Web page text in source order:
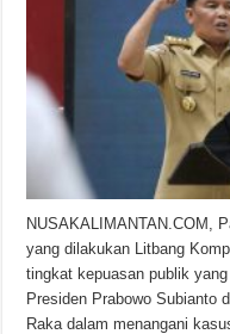
NUSAKALIMANTAN.COM,
yang dilakukan Litbang
tingkat kepuasan publik
Presiden Prabowo Subianto
Raka dalam menangani